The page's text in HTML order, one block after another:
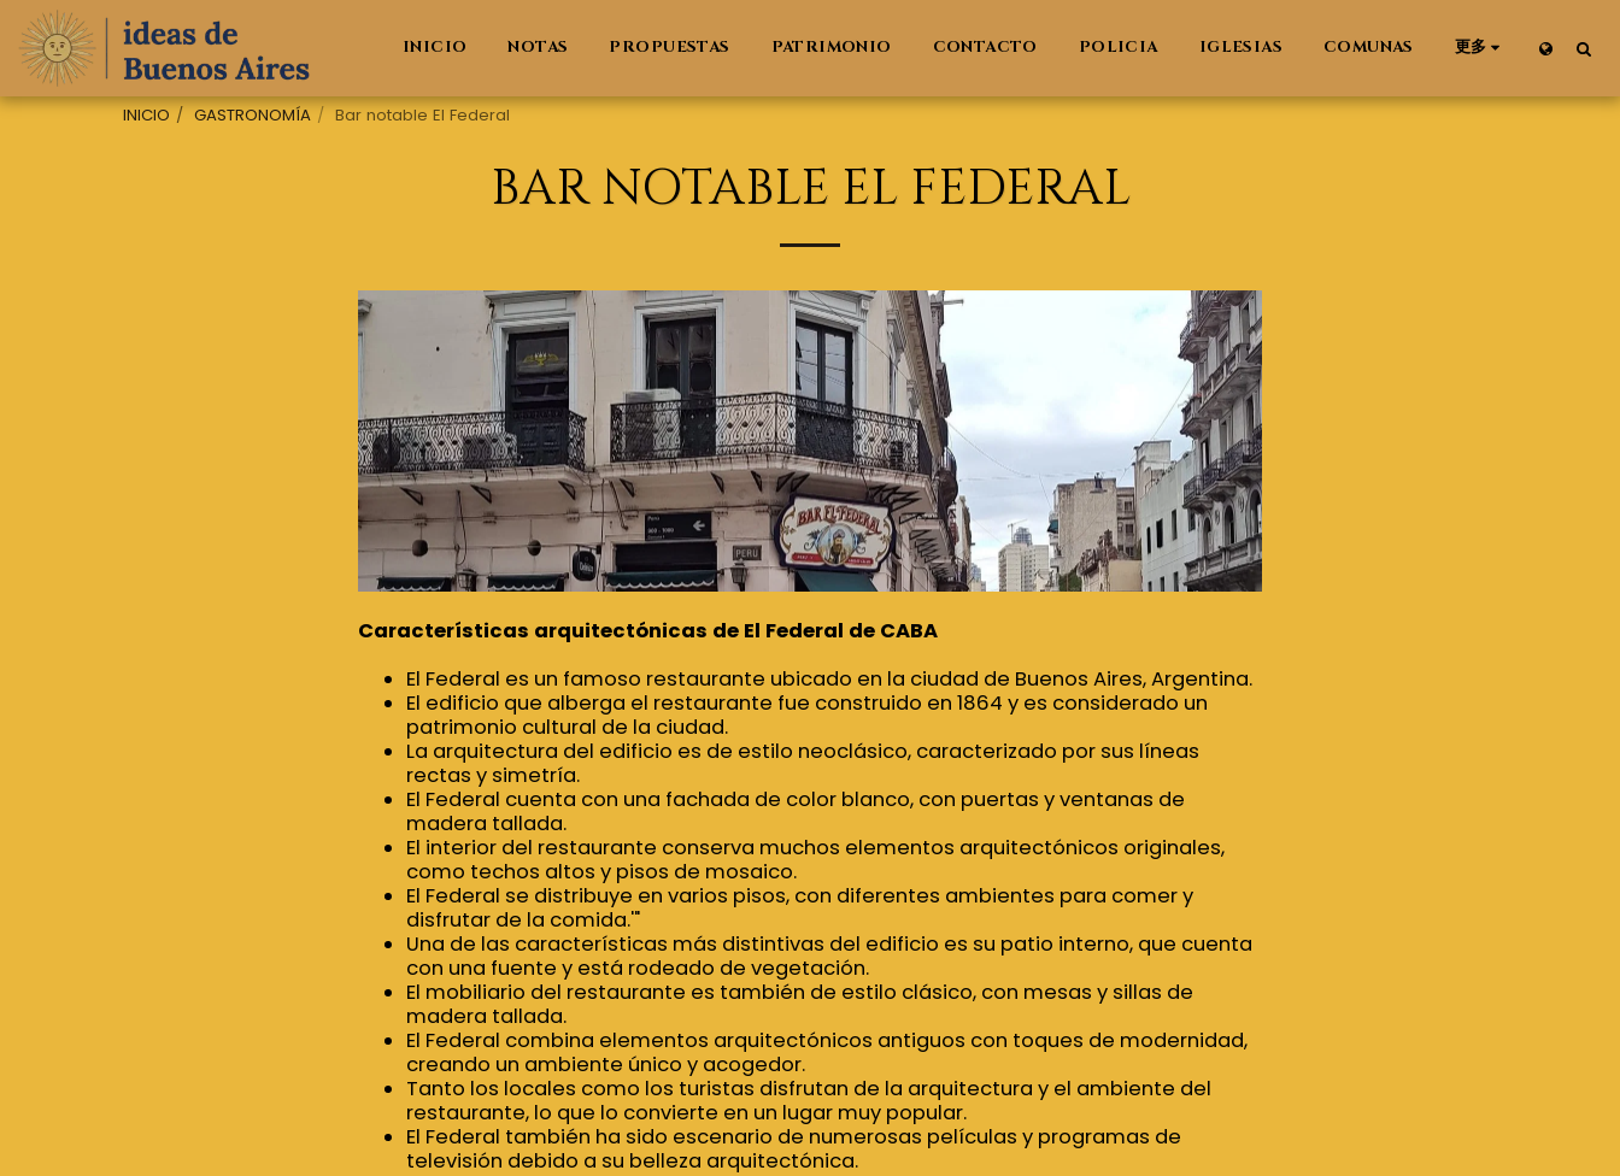
INICIO NOTAS PROPUESTAS PATRIMONIO CONTACTO POLICIA IGLESIAS COMUNAS 更多
INICIO GASTRONOMÍA Bar notable El Federal
BAR NOTABLE EL FEDERAL
Características arquitectónicas de El Federal de CABA
El Federal es un famoso restaurante ubicado en la ciudad de Buenos Aires, Argentina.
El edificio que alberga el restaurante fue construido en 1864 y es considerado un
patrimonio cultural de la ciudad.
La arquitectura del edificio es de estilo neoclásico, caracterizado por sus líneas
rectas y simetría.
El Federal cuenta con una fachada de color blanco, con puertas y ventanas de
madera tallada.
El interior del restaurante conserva muchos elementos arquitectónicos originales,
como techos altos y pisos de mosaico.
El Federal se distribuye en varios pisos, con diferentes ambientes para comer y
disfrutar de la comida.'"
Una de las características más distintivas del edificio es su patio interno, que cuenta
con una fuente y está rodeado de vegetación.
El mobiliario del restaurante es también de estilo clásico, con mesas y sillas de
madera tallada.
El Federal combina elementos arquitectónicos antiguos con toques de modernidad,
creando un ambiente único y acogedor.
Tanto los locales como los turistas disfrutan de la arquitectura y el ambiente del
restaurante, lo que lo convierte en un lugar muy popular.
El Federal también ha sido escenario de numerosas películas y programas de
televisión debido a su belleza arquitectónica.